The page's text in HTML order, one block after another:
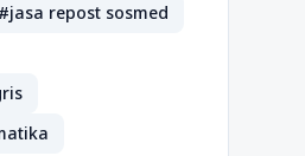
#jasa repost sosmed